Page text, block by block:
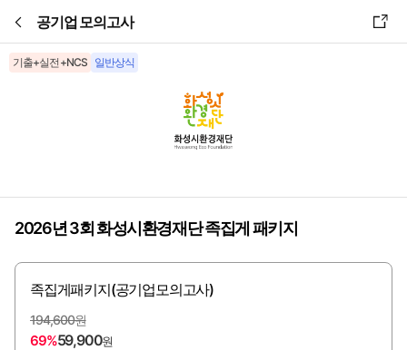
공기업 모의고사
기출+실전+NCS 일반상식
2026년 3회 화성시환경재단 족집게 패키지
족집게패키지(공기업모의고사)
194,600원
69%59,900원